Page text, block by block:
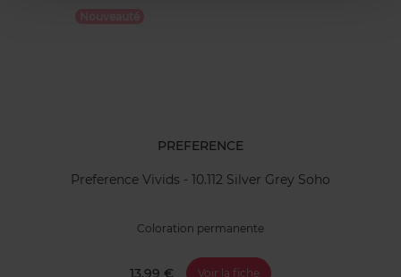
PREFERENCE
Preference Vivids - 10.112 Silver Grey Soho
Coloration permanente
13,99 € Voir la fiche